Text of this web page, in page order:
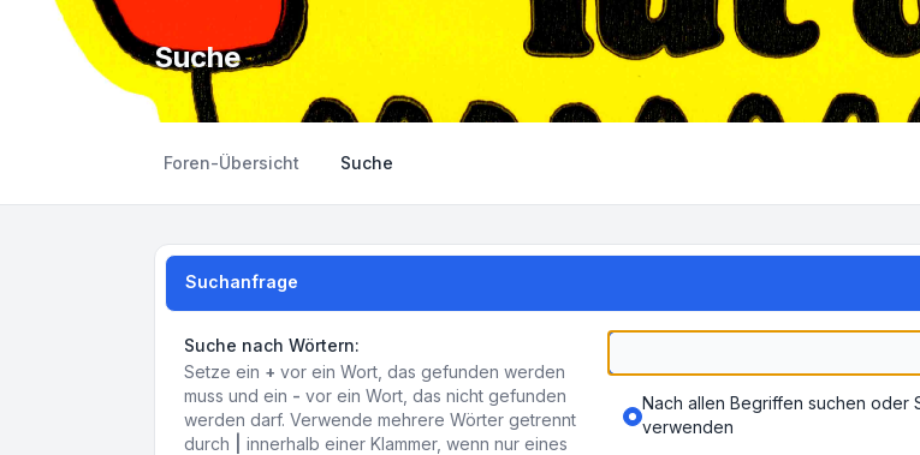
Suche
Foren-Übersicht Suche
Suchanfrage
Suche nach Wörtern:
Setze ein + vor ein Wort, das gefunden werden
muss und ein - vor ein Wort, das nicht gefunden
werden darf. Verwende mehrere Wörter getrennt
durch
innerhalb einer Klammer, wenn nur eines
Nach allen Begriffen suchen oder
verwenden